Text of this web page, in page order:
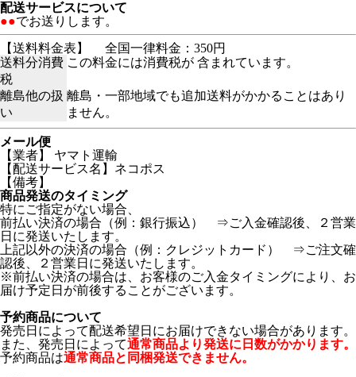
配送サービスについて
●●でお送りします。
【送料料金表】
全国一律料金：350円
送料分消費
税
この料金には消費税が 含まれています。
離島他の扱
い
離島・一部地域でも追加送料がかかることはあり
ません。
メール便
【業者】 ヤマト運輸
【配送サービス名】ネコポス
【備考】
商品発送のタイミング
特にご指定がない場合、
前払い決済の場合（例：銀行振込） ⇒ご入金確認後、２営業
日に発送いたします。
上記以外の決済の場合（例：クレジットカード） ⇒ご注文確
認後、２営業日に発送いたします。
※前払い決済の場合は、お客様のご入金タイミングにより、お
届け予定日が前後することがございます。
予約商品について
発売日によって配送希望日にお届けできない場合があります。
また、発売日によって通常商品より発送に日数がかかります。
予約商品は通常商品と同梱発送できません。